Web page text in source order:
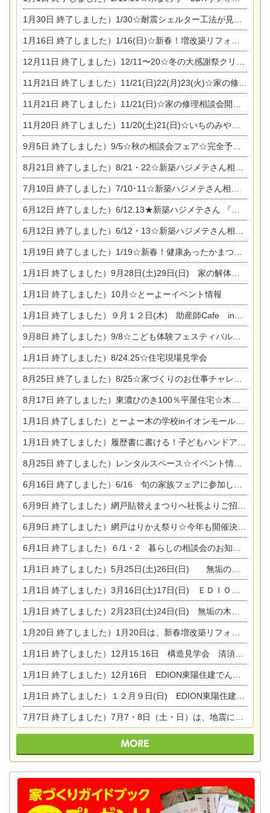
1月30日 終了しました）1/30☆耐震シェルター工法が見れる完成見学会
1月16日 終了しました）1/16(日)☆新春！増改築リフォーム&家の修理まつり
12月11日 終了しました）12/11〜20☆冬の大感謝祭クリスマス相談会開催
11月21日 終了しました）11/21(日)22(月)23(火)☆家の修理まつり＆増改築リフォーム相談会
11月21日 終了しました）11/21(日)☆家の修理相談会開催 in 扶桑オークビレッジ
11月20日 終了しました）11/20(土)21(日)☆いちのみや逸品市に出店します【ひのきのバラ販売】
9月5日 終了しました）9/5☆秋の相談会フェア☆完全予約制
8月21日 終了しました）8/21・22☆新築ハジメテさん相談会 『集まれ！農地に家を建てたい人！』
7月10日 終了しました）7/10･11☆新築ハジメテさん相談会 『集まれ！農地に家を建てたい人！』完全予約制
6月12日 終了しました）6/12.13★新築ハジメテさん 『木の家 現場体感見学会』
6月12日 終了しました）6/12・13☆新築ハジメテさん相談会『今ある土地に家を建てる際の注意点』
1月19日 終了しました）1/19☆新春！健康あったかまつり＆増改築リフォームまつり
1月1日 終了しました）9月28日(土)29日(日) 家の解体なんでも相談会
1月1日 終了しました）10月☆とーよーイベント情報
1月1日 終了しました）９月１２日(木) 助産師Cafe in東陽住建
9月8日 終了しました）9/8☆こども体験フェスティバル☆一宮市民会館
1月1日 終了しました）8/24.25☆住宅現場見学会
8月25日 終了しました）8/25☆家づくりのお仕事チャレンジ
8月17日 終了しました）東濃ひのき100％平屋住宅☆木の家完成見学会
1月1日 終了しました）とーよー木の学校inイオンモール木曽川
1月1日 終了しました）履歴書に書ける！子どもハンドアロマ講座☆
8月25日 終了しました）レンタルスペース☆イベント情報☆チャイルドアロマセラピスト
6月16日 終了しました）6/16 旬の家族フェアに参加します☆
6月9日 終了しました）網戸貼替えまつりへ社長よりご招待です♪
6月9日 終了しました）網戸はりかえ祭り☆今年も開催決定！
6月1日 終了しました）６/1・2 暮らしの相談会のお知らせ
1月1日 終了しました）5月25日(土)26日(日) 無垢の木の家体感見学会開催☆
1月1日 終了しました）3月16日(土)17日(日) ＥＤＩＯＮ東陽住建でんき館 総決算まつり
1月1日 終了しました）2月23日(土)24日(日) 無垢の木の家 完成見学会
1月20日 終了しました）1月20日は、新春増改築リフォームまつり＆家の修理祭り＆家電まつりです。
1月1日 終了しました）12月15.16日 構造見学会 清須市西枇杷島町弁天
1月1日 終了しました）12月16日 EDION東陽住建でんき OPEN第二弾イベント！！
1月1日 終了しました）１２月９日(日) EDION東陽住建でんき館プレＯＰＥＮ！＆家の修理まつり
7月7日 終了しました）7月7・8日（土・日）は、地震に強くて安心！暮らしを楽しむ東濃ひのきの平屋の家体験見学会を開催します。ぜひお越しください。